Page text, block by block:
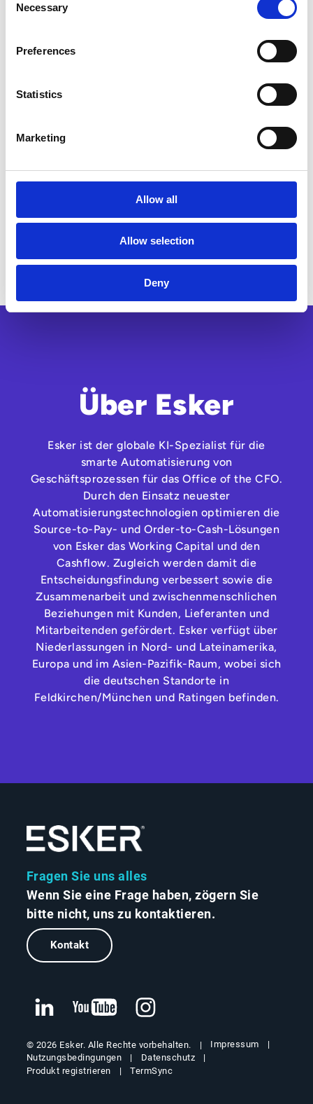
Selection
Necessary
Preferences
Statistics
Marketing
Allow all
Allow selection
Deny
Wie E-Mails in Eskers Lösung gelangen und
Dashboards, KPIs und Berichtstools
Die Verwendung von GenAI-Tools zur
Kundenberichte, die die reale Anwendung der
Lösung und die damit erzielten
zeigen
Über Esker
Esker ist der globale KI-Spezialist für die
smarte Automatisierung von
Geschäftsprozessen für das Office of the CFO.
Durch den Einsatz neuester
Automatisierungstechnologien optimieren die
Source-to-Pay- und Order-to-Cash-Lösungen
von Esker das Working Capital und den
Cashflow. Zugleich werden damit die
Entscheidungsfindung verbessert sowie die
Zusammenarbeit und zwischenmenschlichen
Beziehungen mit Kunden, Lieferanten und
Mitarbeitenden gefördert. Esker verfügt über
Niederlassungen in Nord- und Lateinamerika,
Europa und im Asien-Pazifik-Raum, wobei sich
die deutschen Standorte in
Feldkirchen/München und Ratingen befinden.
Fragen Sie uns alles
Wenn Sie eine Frage haben, zögern Sie
bitte nicht, uns zu kontaktieren.
Kontakt
© 2026 Esker. Alle Rechte vorbehalten.
Impressum
Nutzungsbedingungen
Datenschutz
Produkt registrieren
TermSync